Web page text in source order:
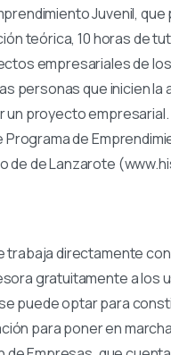
Juvenil,
teórica, 10 horas de
empresariales de
personas que inicien
un proyecto empresarial.
de
de de Lanzarote
trabaja directamente
gratuitamente a los
puede optar para
para poner en